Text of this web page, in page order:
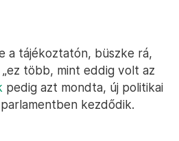
a tájékoztatón, büszke rá,
több, mint eddig volt az
pedig azt mondta, új politikai
kezdődik.